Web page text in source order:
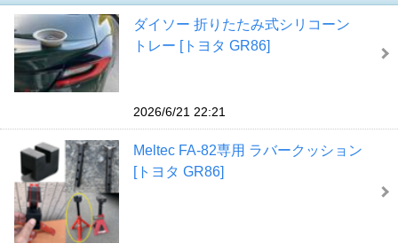
ダイソー 折りたたみ式シリコーン
トレー [トヨタ GR86]
2026/6/21 22:21
Meltec FA-82専用 ラバークッション
[トヨタ GR86]